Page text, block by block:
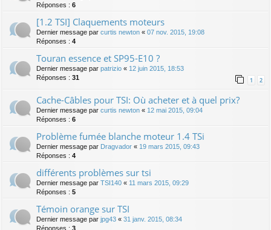
Réponses : 6
[1.2 TSI] Claquements moteurs
Dernier message par curtis newton « 07 nov. 2015, 19:08
Réponses : 4
Touran essence et SP95-E10 ?
Dernier message par patrizio « 12 juin 2015, 18:53
Réponses : 31 1 2
Cache-Câbles pour TSI: Où acheter et à quel prix?
Dernier message par curtis newton « 12 mai 2015, 09:04
Réponses : 6
Problème fumée blanche moteur 1.4 TSi
Dernier message par Dragvador « 19 mars 2015, 09:43
Réponses : 4
différents problèmes sur tsi
Dernier message par TSI140 « 11 mars 2015, 09:29
Réponses : 5
Témoin orange sur TSI
Dernier message par jpg43 « 31 janv. 2015, 08:34
Réponses : 3